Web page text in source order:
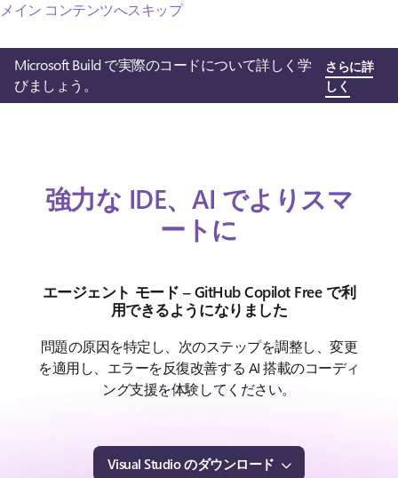
メイン コンテンツへスキップ
Microsoft Build で実際のコードについて詳しく学
びましょう。
さらに詳
しく
強力な IDE、AI でよりスマ
ートに
エージェント モード – GitHub Copilot Free で利
用できるようになりました
問題の原因を特定し、次のステップを調整し、変更
を適用し、エラーを反復改善する AI 搭載のコーディ
ング支援を体験してください。
Visual Studio のダウンロード